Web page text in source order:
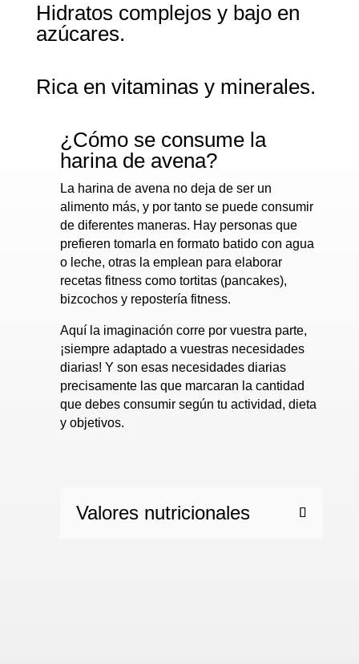
Hidratos complejos y bajo en
azúcares.
Rica en vitaminas y minerales.
¿Cómo se consume la
harina de avena?
La harina de avena no deja de ser un
alimento más, y por tanto se puede consumir
de diferentes maneras. Hay personas que
prefieren tomarla en formato batido con agua
o leche, otras la emplean para elaborar
recetas fitness como tortitas (pancakes),
bizcochos y repostería fitness.
Aquí la imaginación corre por vuestra parte,
¡siempre adaptado a vuestras necesidades
diarias! Y son esas necesidades diarias
precisamente las que marcaran la cantidad
que debes consumir según tu actividad, dieta
y objetivos.
Valores nutricionales